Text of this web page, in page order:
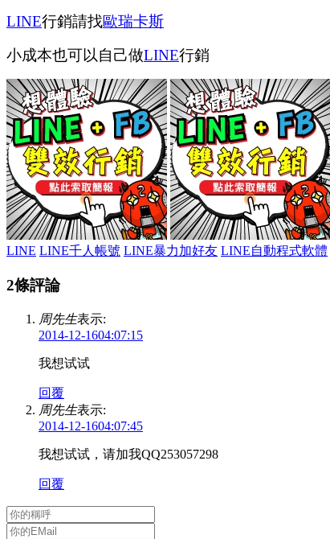
LINE行銷請找歐瑞卡斯
小成本也可以自己做LINE行銷
LINE LINE千人帳號 LINE暴力加好友 LINE自動程式軟體
2條評論
周先生表示:
2014-12-1604:07:15
我想试试
回覆
周先生表示:
2014-12-1604:07:45
我想试试，请加我QQ253057298
回覆